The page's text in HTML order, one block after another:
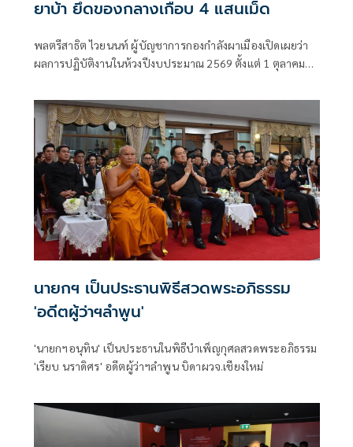
ยาบ้า ยึดของกลางเกือบ 4 แสนเม็ด
พลตรีสาธิต ไวยนนท์ ผู้บัญชาการกองกำลังผาเมืองเปิดเผยว่า
ผลการปฏิบัติงานในห้วงปีงบประมาณ 2569 ตั้งแต่ 1 ตุลาคม
สูงกว่าช่วงเดียวกันของปีก่อน จับกุมผู้ต้องหาได้ 428 คน
นายกฯ เป็นประธานพิธีสวดพระอภิธรรม
'อดีตผู้ว่าฯลำพูน'
'นายกฯอนุทิน' เป็นประธานในพิธีบำเพ็ญกุศลสวดพระอภิธรรม
'เรียบ นราดิศร' อดีตผู้ว่าฯลำพูน บิดาผวจ.เชียงใหม่